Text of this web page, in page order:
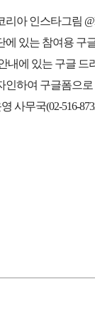
리아 인스타그림
에 있는 참여용 구
내에 있는 구글
인하여 구글폼으
사무국(02-516-